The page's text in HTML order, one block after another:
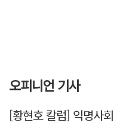
오피니언 기사
[황현호 칼럼] 익명사회